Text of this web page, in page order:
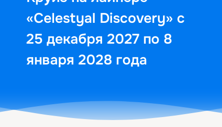
«Celestyal Discovery» с
25 декабря 2027 по 8
января 2028 года